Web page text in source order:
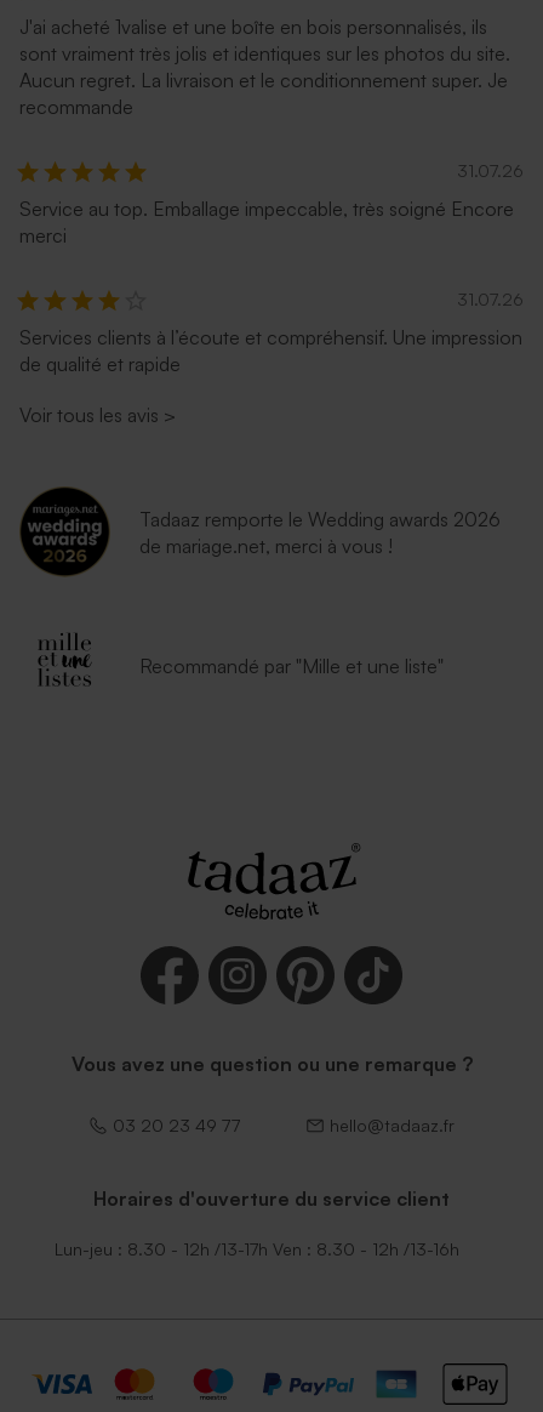
J'ai acheté 1valise et une boîte en bois personnalisés, ils
sont vraiment très jolis et identiques sur les photos du site.
Aucun regret. La livraison et le conditionnement super. Je
recommande
31.07.26
Service au top. Emballage impeccable, très soigné Encore
merci
31.07.26
Services clients à l’écoute et compréhensif. Une impression
de qualité et rapide
Voir tous les avis >
Tadaaz remporte le Wedding awards 2026
de mariage.net, merci à vous !
Recommandé par "Mille et une liste"
Vous avez une question ou une remarque ?
03 20 23 49 77 hello@tadaaz.fr
Horaires d'ouverture du service client
Lun-jeu : 8.30 - 12h /13-17h Ven : 8.30 - 12h /13-16h